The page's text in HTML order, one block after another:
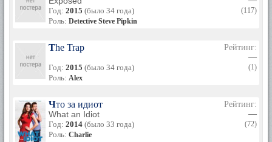
Год: 2015 (было 34 года)
Роль: Detective Steve Pipkin
(117)
The Trap
Год: 2015 (было 34 года)
Роль: Alex
Рейтинг:
—
(1)
Что за идиот
What an Idiot
Год: 2014 (было 33 года)
Роль: Charlie
Рейтинг:
—
(72)